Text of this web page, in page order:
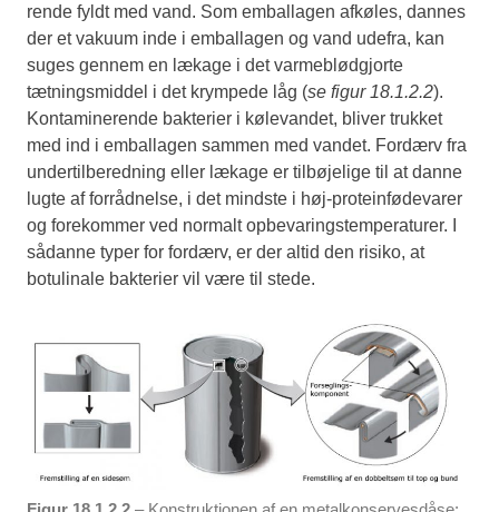
rende fyldt med vand. Som emballagen afkøles, dannes
der et vakuum inde i emballagen og vand udefra, kan
suges gennem en lækage i det varmeblødgjorte
tætningsmiddel i det krympede låg (se figur 18.1.2.2).
Kontaminerende bakterier i kølevandet, bliver trukket
med ind i emballagen sammen med vandet. Fordærv fra
undertilberedning eller lækage er tilbøjelige til at danne
lugte af forrådnelse, i det mindste i høj-proteinfødevarer
og forekommer ved normalt opbevaringstemperaturer. I
sådanne typer for fordærv, er der altid den risiko, at
botulinale bakterier vil være til stede.